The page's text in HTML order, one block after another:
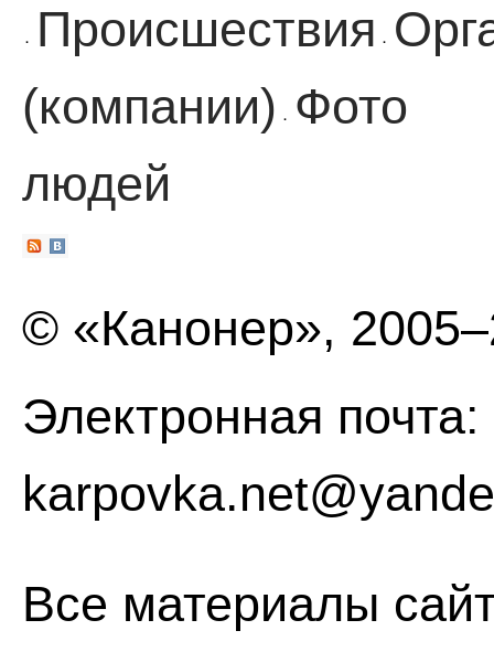
· Происшествия ·
(компании)
·
Фото
людей
© «Канонер»,
Электронная почта:
Все материалы